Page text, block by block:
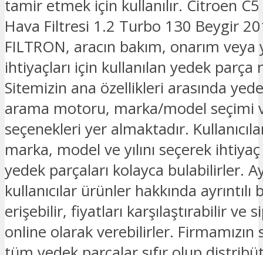
tamir etmek için kullanılır. Citroen
Hava Filtresi 1.2 Turbo 130 Beygir
FILTRON, aracın bakım, onarım
ihtiyaçları için kullanılan yedek parça
Sitemizin ana özellikleri arasında
arama motoru, marka/model seçimi
seçenekleri yer almaktadır.
marka, model ve yılını seçerek
yedek parçaları kolayca bulabilirler.
kullanıcılar ürünler hakkında ayrıntılı
erişebilir, fiyatları karşılaştırabilir ve
online olarak verebilirler. Firmamızın